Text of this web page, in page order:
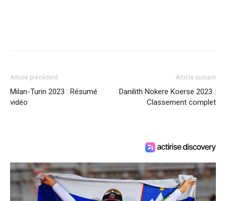
Article précédent
Milan-Turin 2023 : Résumé
vidéo
Article suivant
Danilith Nokere Koerse 2023 :
Classement complet